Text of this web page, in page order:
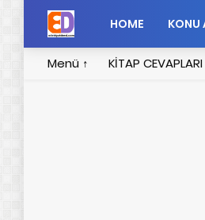
HOME KONU
Menü ↑ KİTAP CEVAPLARI